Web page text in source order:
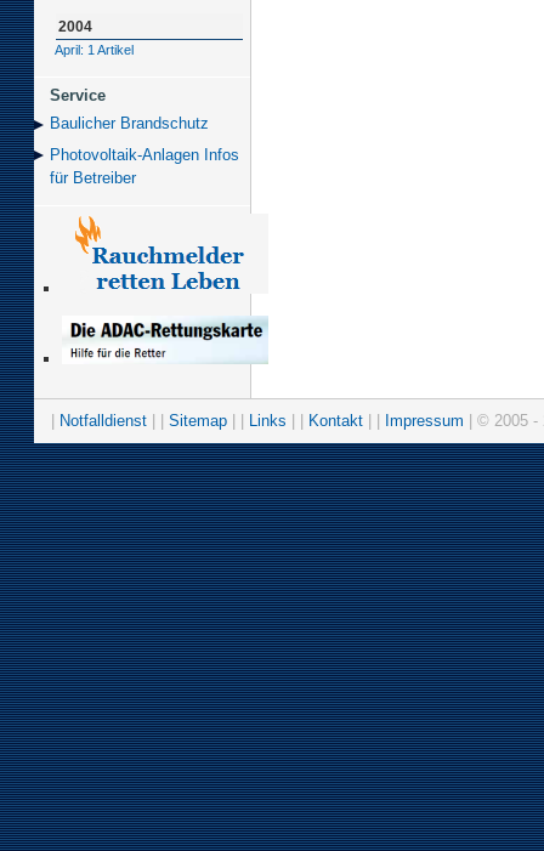
2004
April: 1 Artikel
Service
Baulicher Brand­schutz
Photovoltaik-Anlagen Infos
für Betreiber
Notfalldienst Sitemap Links Kontakt Impressum | © 2005 -